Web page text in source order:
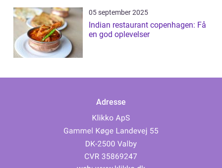
05 september 2025
Indian restaurant copenhagen: Få
en god oplevelser
Adresse